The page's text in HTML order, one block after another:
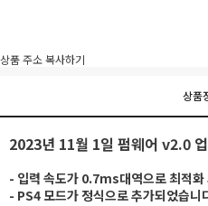
상품 주소 복사하기
상품
2023년 11월 1일 펌웨어 v2.0
- 입력 속도가 0.7ms대역으로 최적화
- PS4 모드가 정식으로 추가되었습니